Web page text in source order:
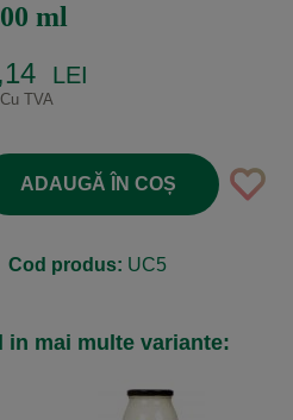
ml
LEI
Cu TVA
ADAUGĂ ÎN COȘ
Cod produs: UC5
mai multe variante: